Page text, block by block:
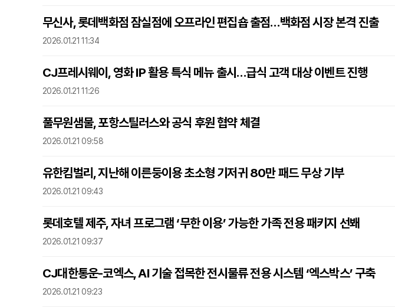
무신사, 롯데백화점 잠실점에 오프라인 편집숍 출점…백화점 시장 본격 진출
2026.01.21 11:34
CJ프레시웨이, 영화 IP 활용 특식 메뉴 출시…급식 고객 대상 이벤트 진행
2026.01.21 11:26
풀무원샘물, 포항스틸러스와 공식 후원 협약 체결
2026.01.21 09:58
유한킴벌리, 지난해 이른둥이용 초소형 기저귀 80만 패드 무상 기부
2026.01.21 09:43
롯데호텔 제주, 자녀 프로그램 ‘무한 이용’ 가능한 가족 전용 패키지 선봬
2026.01.21 09:37
CJ대한통운-코엑스, AI 기술 접목한 전시물류 전용 시스템 ‘엑스박스’ 구축
2026.01.21 09:23